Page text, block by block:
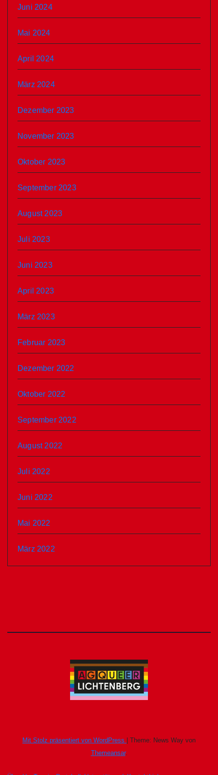
Juni 2024
Mai 2024
April 2024
März 2024
Dezember 2023
November 2023
Oktober 2023
September 2023
August 2023
Juli 2023
Juni 2023
April 2023
März 2023
Februar 2023
Dezember 2022
Oktober 2022
September 2022
August 2022
Juli 2022
Juni 2022
Mai 2022
März 2022
Mit Stolz präsentiert von WordPress
Theme: News Way von
Themeansar.